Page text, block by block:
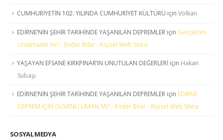
CUMHURİYETİN 102. YILINDA CUMHURİYET KÜLTÜRÜ için Volkan
EDİRNE’NİN ŞEHİR TARİHİNDE YAŞANILAN DEPREMLER için Gerçekten
Unutmadık mı? - Ender Bilar - Kişisel Web Sitesi
YAŞAYAN EFSANE KIRKPINAR’IN UNUTULAN DEĞERLERİ için Hakan
Subaşı
EDİRNE’NİN ŞEHİR TARİHİNDE YAŞANILAN DEPREMLER için EDİRNE
DEPREM İÇİN GÜVENLİ LİMAN MI? - Ender Bilar - Kişisel Web Sitesi
SOSYAL MEDYA